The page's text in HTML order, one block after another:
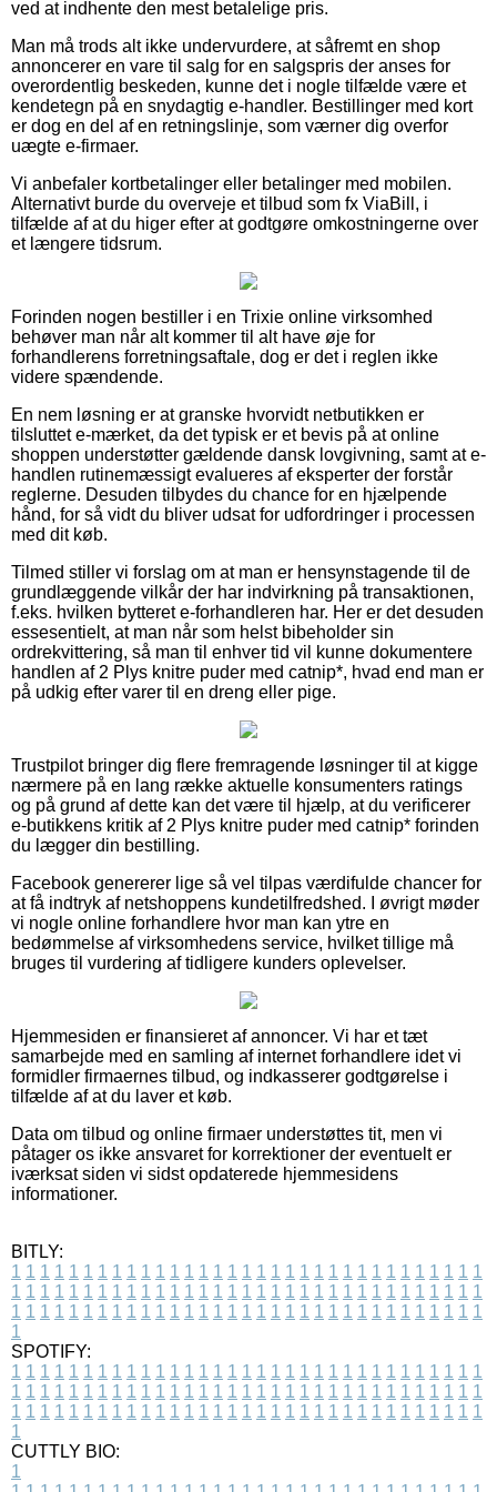
ved at indhente den mest betalelige pris.
Man må trods alt ikke undervurdere, at såfremt en shop
annoncerer en vare til salg for en salgspris der anses for
overordentlig beskeden, kunne det i nogle tilfælde være et
kendetegn på en snydagtig e-handler. Bestillinger med kort
er dog en del af en retningslinje, som værner dig overfor
uægte e-firmaer.
Vi anbefaler kortbetalinger eller betalinger med mobilen.
Alternativt burde du overveje et tilbud som fx ViaBill, i
tilfælde af at du higer efter at godtgøre omkostningerne over
et længere tidsrum.
Forinden nogen bestiller i en Trixie online virksomhed
behøver man når alt kommer til alt have øje for
forhandlerens forretningsaftale, dog er det i reglen ikke
videre spændende.
En nem løsning er at granske hvorvidt netbutikken er
tilsluttet e-mærket, da det typisk er et bevis på at online
shoppen understøtter gældende dansk lovgivning, samt at e-
handlen rutinemæssigt evalueres af eksperter der forstår
reglerne. Desuden tilbydes du chance for en hjælpende
hånd, for så vidt du bliver udsat for udfordringer i processen
med dit køb.
Tilmed stiller vi forslag om at man er hensynstagende til de
grundlæggende vilkår der har indvirkning på transaktionen,
f.eks. hvilken bytteret e-forhandleren har. Her er det desuden
essesentielt, at man når som helst bibeholder sin
ordrekvittering, så man til enhver tid vil kunne dokumentere
handlen af 2 Plys knitre puder med catnip*, hvad end man er
på udkig efter varer til en dreng eller pige.
Trustpilot bringer dig flere fremragende løsninger til at kigge
nærmere på en lang række aktuelle konsumenters ratings
og på grund af dette kan det være til hjælp, at du verificerer
e-butikkens kritik af 2 Plys knitre puder med catnip* forinden
du lægger din bestilling.
Facebook genererer lige så vel tilpas værdifulde chancer for
at få indtryk af netshoppens kundetilfredshed. I øvrigt møder
vi nogle online forhandlere hvor man kan ytre en
bedømmelse af virksomhedens service, hvilket tillige må
bruges til vurdering af tidligere kunders oplevelser.
Hjemmesiden er finansieret af annoncer. Vi har et tæt
samarbejde med en samling af internet forhandlere idet vi
formidler firmaernes tilbud, og indkasserer godtgørelse i
tilfælde af at du laver et køb.
Data om tilbud og online firmaer understøttes tit, men vi
påtager os ikke ansvaret for korrektioner der eventuelt er
iværksat siden vi sidst opdaterede hjemmesidens
informationer.
BITLY:
1 1 1 1 1 1 1 1 1 1 1 1 1 1 1 1 1 1 1 1 1 1 1 1 1 1 1 1 1 1 1 1 1
1 1 1 1 1 1 1 1 1 1 1 1 1 1 1 1 1 1 1 1 1 1 1 1 1 1 1 1 1 1 1 1 1
1 1 1 1 1 1 1 1 1 1 1 1 1 1 1 1 1 1 1 1 1 1 1 1 1 1 1 1 1 1 1 1 1
1
SPOTIFY:
1 1 1 1 1 1 1 1 1 1 1 1 1 1 1 1 1 1 1 1 1 1 1 1 1 1 1 1 1 1 1 1 1
1 1 1 1 1 1 1 1 1 1 1 1 1 1 1 1 1 1 1 1 1 1 1 1 1 1 1 1 1 1 1 1 1
1 1 1 1 1 1 1 1 1 1 1 1 1 1 1 1 1 1 1 1 1 1 1 1 1 1 1 1 1 1 1 1 1
1
CUTTLY BIO:
1